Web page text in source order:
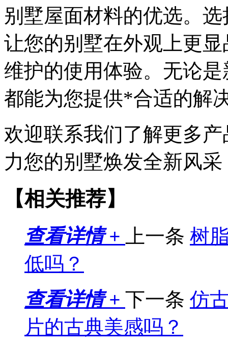
别墅屋面材料的优选。
让您的别墅在外观上更
维护的使用体验。无论
都能为您提供*合适的解
欢迎联系我们了解更多
力您的别墅焕发全新风采
【相关推荐】
查看详情 + 上一条 树
低吗？
查看详情 + 下一条 仿
片的古典美感吗？